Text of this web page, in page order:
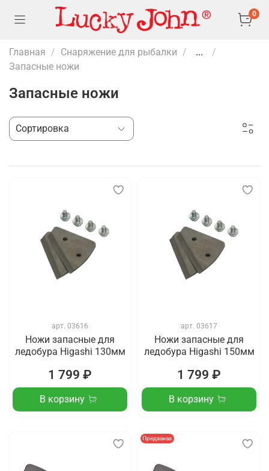
0
Главная Снаряжение для рыбалки
...
Запасные ножи
Запасные ножи
арт. 03616
Ножи запасные для
ледобура Higashi 130мм
1 799 ₽
В корзину
арт. 03617
Ножи запасные для
ледобура Higashi 150мм
1 799 ₽
В корзину
Предзаказ